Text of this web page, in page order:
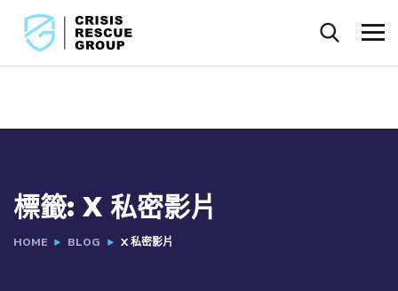
標籤: X 私密影片
HOME BLOG X 私密影片